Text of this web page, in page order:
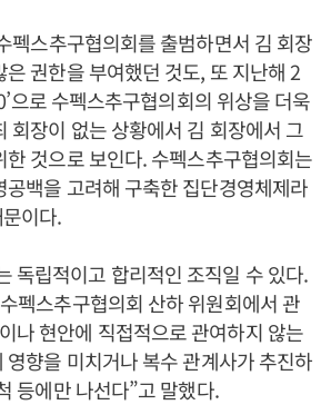
펙스추구협의회를 출범하면서 김 회장
권한을 부여했던 것도, 또 지난해 2
으로 수펙스추구협의회의 위상을 더욱
회장이 없는 상황에서 김 회장에서 그
한 것으로 보인다. 수펙스추구협의회는
공백을 고려해 구축한 집단경영체제라
이다.
독립적이고 합리적인 조직일 수 있다.
펙스추구협의회 산하 위원회에서 관
나 현안에 직접적으로 관여하지 않는
영향을 미치거나 복수 관계사가 추진하
등에만 나선다”고 말했다.